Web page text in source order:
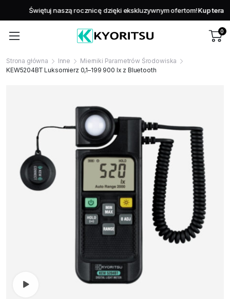
Świętuj naszą rocznicę dzięki ekskluzywnym ofertom!Kup teraz
0
Strona główna Inne
Mierniki Parametrów Środowiska
KEW5204BT Luksomierz 0,1–199 900 lx z Bluetooth